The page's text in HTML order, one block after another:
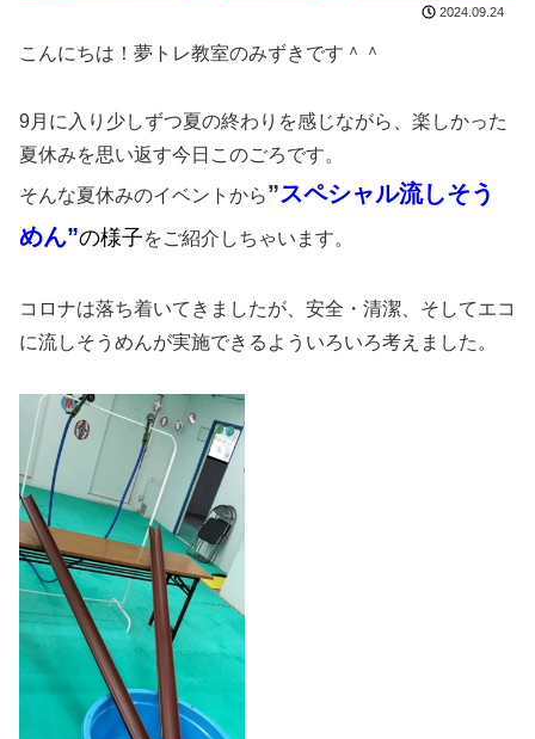
2024.09.24
こんにちは！夢トレ教室のみずきです＾＾
9月に入り少しずつ夏の終わりを感じながら、楽しかった
夏休みを思い返す今日このごろです。
そんな夏休みのイベントから”スペシャル流しそう
めん”の様子をご紹介しちゃいます。
コロナは落ち着いてきましたが、安全・清潔、そしてエコ
に流しそうめんが実施できるよういろいろ考えました。